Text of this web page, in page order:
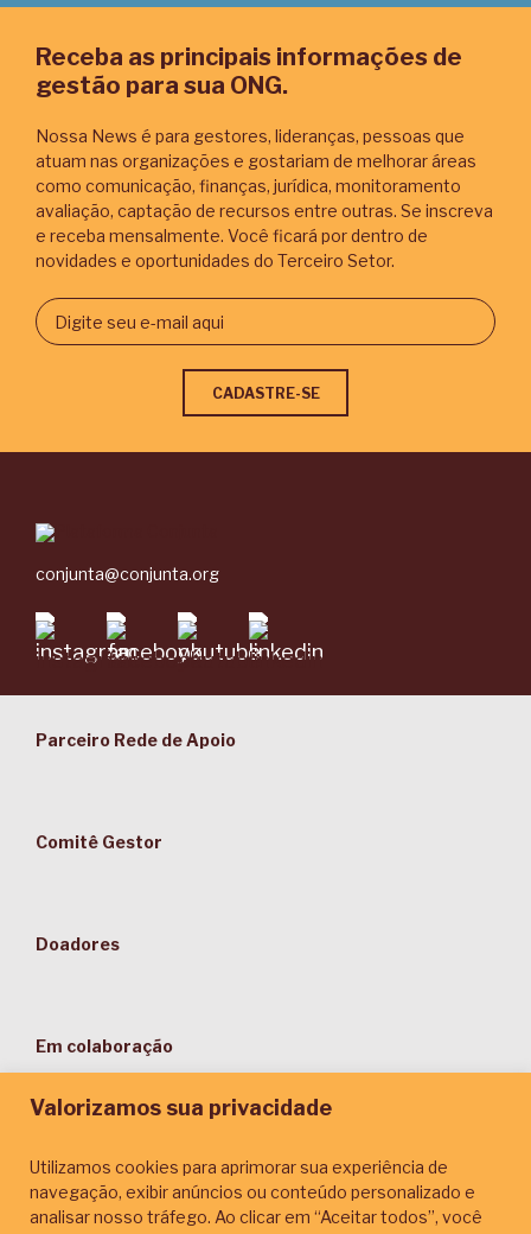
Valorizamos sua privacidade
Utilizamos cookies para aprimorar sua experiência de
navegação, exibir anúncios ou conteúdo personalizado e
analisar nosso tráfego. Ao clicar em “Aceitar todos”, você
Receba as principais informações de
gestão para sua ONG.
Nossa News é para gestores, lideranças, pessoas que
atuam nas organizações e gostariam de melhorar áreas
como comunicação, finanças, jurídica, monitoramento
avaliação, captação de recursos entre outras. Se inscreva
e receba mensalmente. Você ficará por dentro de
novidades e oportunidades do Terceiro Setor.
conjunta@conjunta.org
Parceiro Rede de Apoio
Comitê Gestor
Doadores
Em colaboração
Parceiros de Comunicação